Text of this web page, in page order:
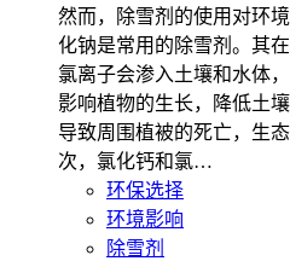
然而，除雪剂的使用对环
化钠是常用的除雪剂。其
氯离子会渗入土壤和水体
影响植物的生长，降低土
导致周围植被的死亡，生
次，氯化钙和氯…
环保选择
环境影响
除雪剂